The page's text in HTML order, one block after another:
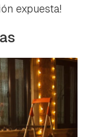
expuesta!